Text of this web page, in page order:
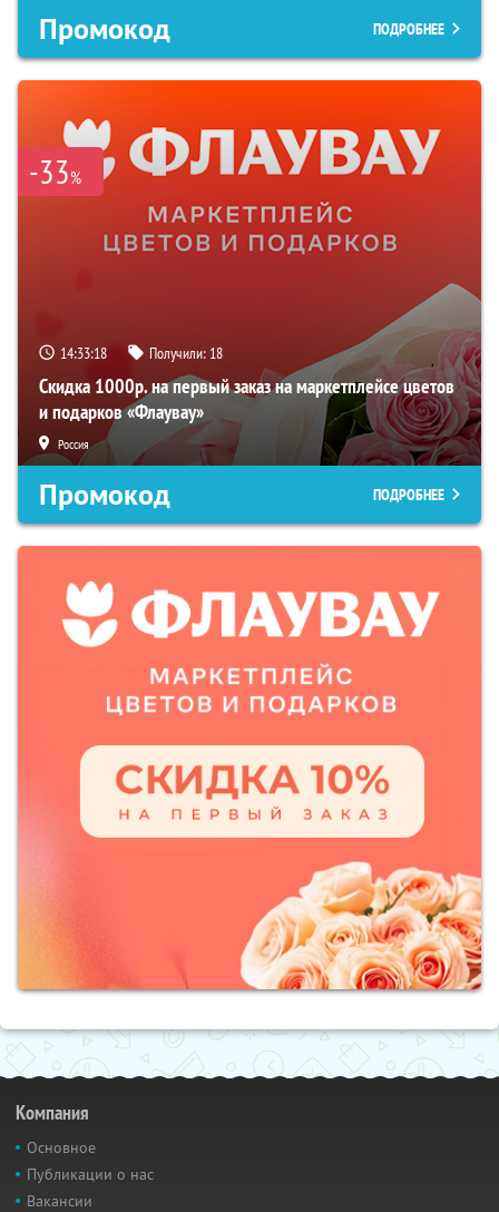
Промокод ПОДРОБНЕЕ
-33%
14:33:17 Получили: 18
Скидка 1000р. на первый заказ на маркетплейсе цветов
и подарков «Флаувау»
Россия
Промокод ПОДРОБНЕЕ
Компания
Основное
Публикации о нас
Вакансии